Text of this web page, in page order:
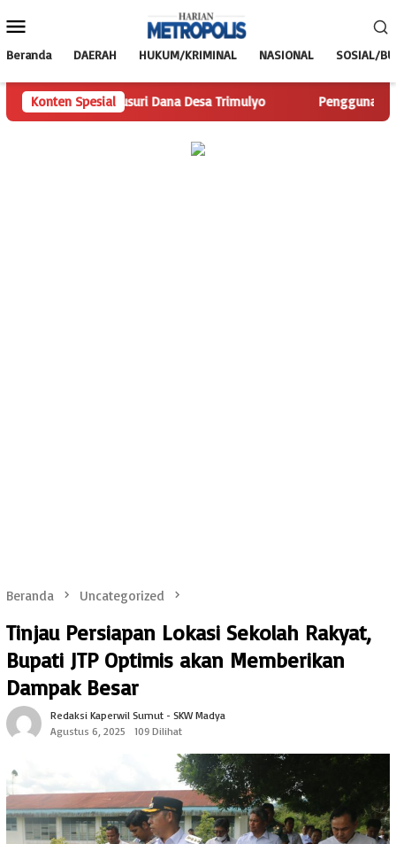
ke
Mobile
Beranda DAERAH HUKUM/KRIMINAL NASIONAL SOSIAL/
Konten Spesial
Telusuri Dana Desa Trimulyo Pengguna Jalan
Beranda Uncategorized
Tinjau Persiapan Lokasi Sekolah Rakyat,
Bupati JTP Optimis akan Memberikan
Dampak Besar
Redaksi Kaperwil Sumut - SKW Madya
Agustus 6, 2025
109 Dilihat